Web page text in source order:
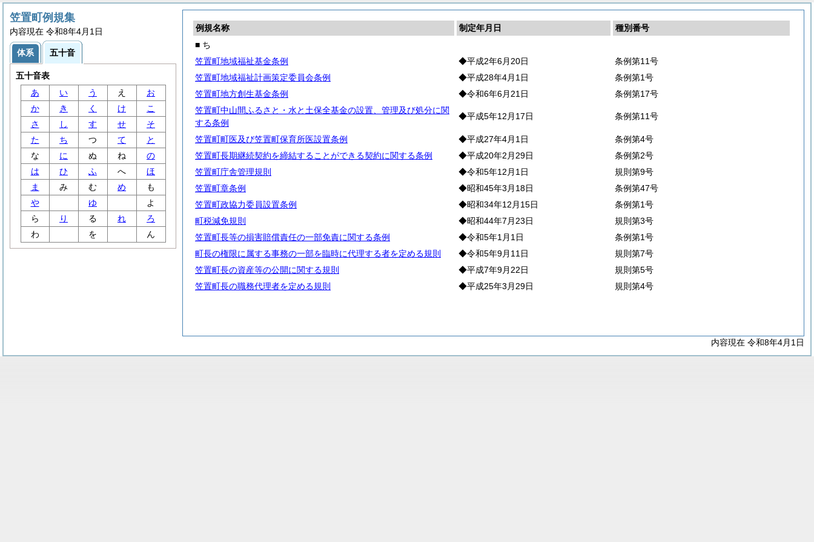
例規名称 制定年月日
種別番号
■ ち
笠置町地域福祉基金条例
◆平成2年6月20日
条例第11号
笠置町地域福祉計画策定委員会条例
◆平成28年4月1日
条例第1号
笠置町地方創生基金条例
◆令和6年6月21日
条例第17号
笠置町中山間ふるさと・水と土保全基金の設置、管理及び処分に関
する条例
◆平成5年12月17日 条例第11号
笠置町町医及び笠置町保育所医設置条例 ◆平成27年4月1日
条例第4号
笠置町長期継続契約を締結することができる契約に関する条例
◆平成20年2月29日
条例第2号
笠置町庁舎管理規則
◆令和5年12月1日
規則第9号
笠置町章条例
◆昭和45年3月18日
条例第47号
笠置町政協力委員設置条例
◆昭和34年12月15日
条例第1号
町税減免規則
◆昭和44年7月23日
規則第3号
笠置町長等の損害賠償責任の一部免責に関する条例
◆令和5年1月1日
条例第1号
町長の権限に属する事務の一部を臨時に代理する者を定める規則
◆令和5年9月11日
規則第7号
笠置町長の資産等の公開に関する規則
◆平成7年9月22日
規則第5号
笠置町長の職務代理者を定める規則
◆平成25年3月29日 規則第4号
内容現在 令和8年4月1日
笠置町例規集
内容現在 令和8年4月1日
体系 五十音
五十音表
あ
い う え
お
か
き く け
こ
さ
し す せ
そ
た
ち つ て
と
な
に ぬ ね
の
は
ひ ふ へ
ほ
ま
み む め
も
や
ゆ
よ
ら
り る れ
ろ
わ
を ん